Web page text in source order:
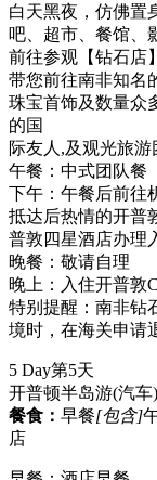
白天黑夜，仿佛置
吧、超市、餐馆、
前往参观【钻石店
带您前往南非知名
珠宝首饰及数量众
的国
际友人,及观光旅游
午餐：中式团队餐
下午：午餐后前往
抵达后热情的开普
普敦四星酒店办理
晚餐：敬请自理
晚上：入住开普敦
特别提醒：南非钻
境时，在海关申请
5 Day第5天
开普顿半岛游(汽车)
餐食： 早餐[包含]
店